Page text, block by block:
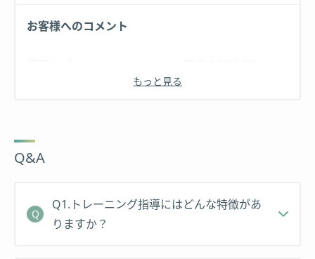
PHI ピラティス マット インストラクター
お客様へのコメント
我々トレーナー自身も日々鍛錬を怠りません。パー
い。
実績
コンディショニング インストラクター
柔道3段
もっと見る
Q&A
Q1.トレーニング指導にはどんな特徴があ
りますか？